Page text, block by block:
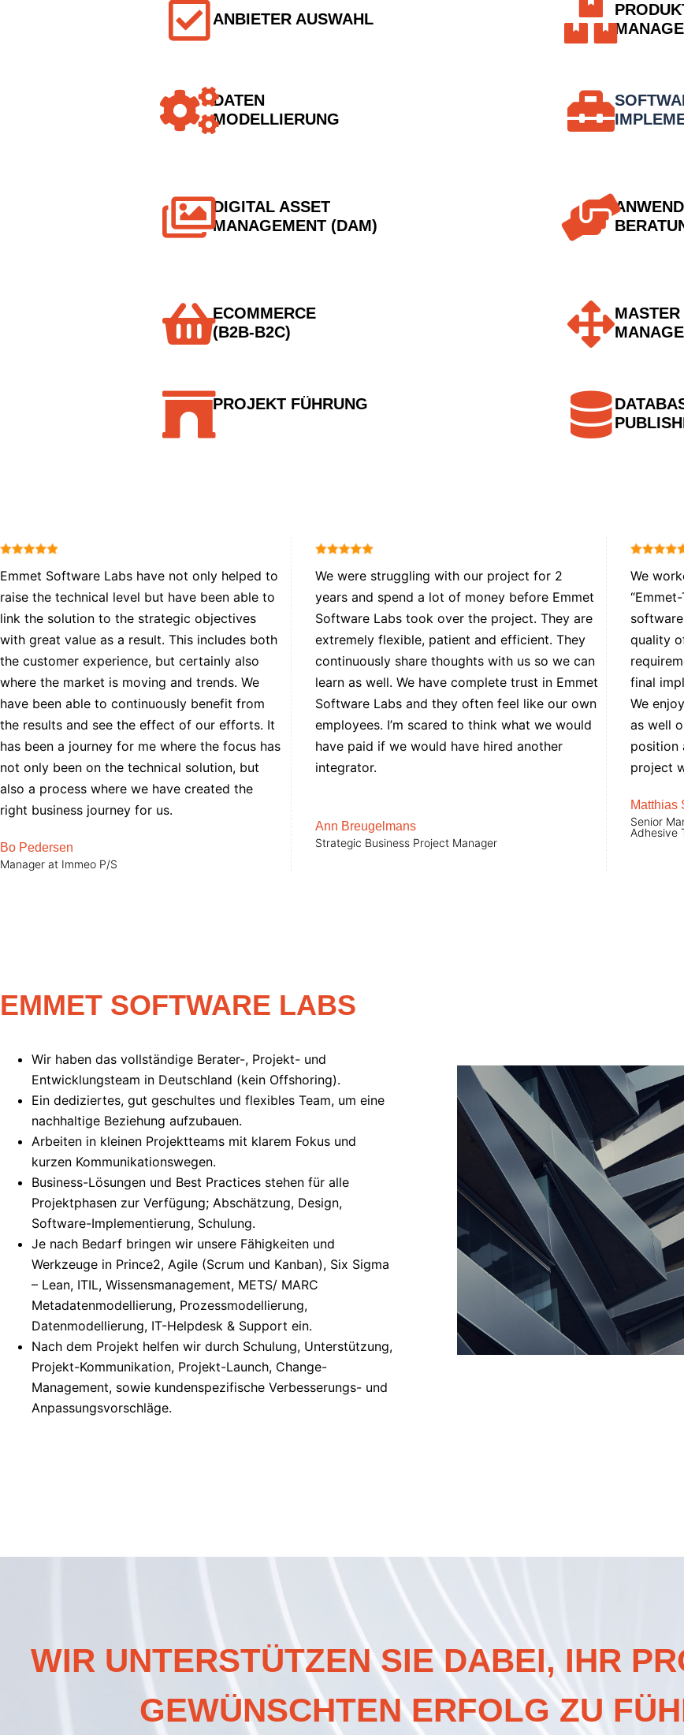
ANBIETER AUSWAHL
DATEN
MODELLIERUNG
DIGITAL ASSET
MANAGEMENT (DAM)
ECOMMERCE
(B2B-B2C)
PROJEKT FÜHRUNG
MASTER
Emmet Software Labs have not only helped to
raise the technical level but have been able to
link the solution to the strategic objectives
with great value as a result. This includes both
the customer experience, but certainly also
where the market is moving and trends. We
have been able to continuously benefit from
the results and see the effect of our efforts. It
has been a journey for me where the focus has
not only been on the technical solution, but
also a process where we have created the
right business journey for us.
Bo Pedersen
Manager at Immeo P/S
We were struggling with our project for 2
years and spend a lot of money before Emmet
Software Labs took over the project. They are
extremely flexible, patient and efficient. They
continuously share thoughts with us so we can
learn as well. We have complete trust in Emmet
Software Labs and they often feel like our own
employees. I’m scared to think what we would
have paid if we would have hired another
integrator.
Ann Breugelmans
Strategic Business Project Manager
We
quality
final
We
as well
position
project
Matthias
Senior
Adhesive
EMMET SOFTWARE LABS
Wir haben das vollständige Berater-, Projekt- und
Entwicklungsteam in Deutschland (kein Offshoring).
Ein dediziertes, gut geschultes und flexibles Team, um eine
nachhaltige Beziehung aufzubauen.
Arbeiten in kleinen Projektteams mit klarem Fokus und
kurzen Kommunikationswegen.
Business-Lösungen und Best Practices stehen für alle
Projektphasen zur Verfügung; Abschätzung, Design,
Software-Implementierung, Schulung.
Je nach Bedarf bringen wir unsere Fähigkeiten und
Werkzeuge in Prince2, Agile (Scrum und Kanban), Six Sigma
– Lean, ITIL, Wissensmanagement, METS/ MARC
Metadatenmodellierung, Prozessmodellierung,
Datenmodellierung, IT-Helpdesk & Support ein.
Nach dem Projekt helfen wir durch Schulung, Unterstützung,
Projekt-Kommunikation, Projekt-Launch, Change-
Management, sowie kundenspezifische Verbesserungs- und
Anpassungsvorschläge.
WIR UNTERSTÜTZEN SIE DABEI, IHR
GEWÜNSCHTEN ERFOLG ZU